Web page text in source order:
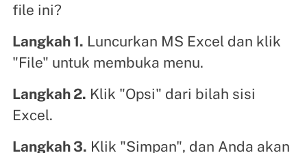
file ini?
Langkah 1. Luncurkan MS Excel dan klik
"File" untuk membuka menu.
Langkah 2. Klik "Opsi" dari bilah sisi
Excel.
Langkah 3. Klik "Simpan", dan Anda akan